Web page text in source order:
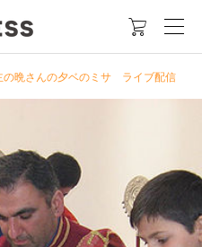

の晩さんの夕ベのミサ ライブ配信